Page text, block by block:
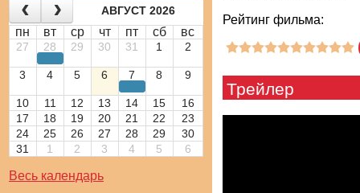
АВГУСТ 2026
пн вт ср чт пт сб вс
27 28 29 30 31 1 2
3 4 5 6 7 8 9
10 11 12 13 14 15
16
17
18 19 20 21 22
23
24
25 26 27 28 29
30
31
1 2 3 4 5 6
Весь календарь
Рейтинг фильма:
Трейлер